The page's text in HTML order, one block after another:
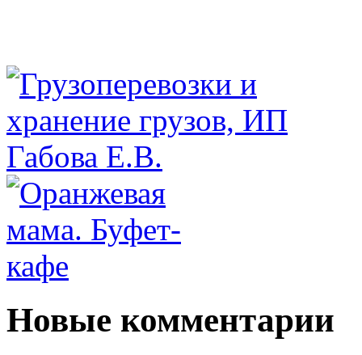
Новые комментарии